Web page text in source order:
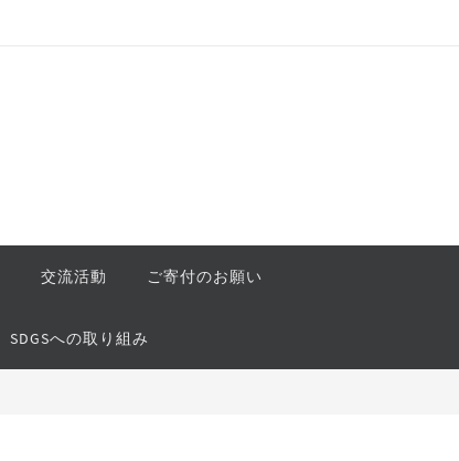
交流活動 ご寄付のお願い
SDGSへの取り組み